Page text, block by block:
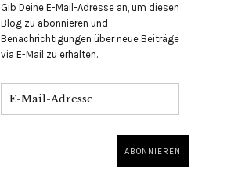
Gib Deine E-Mail-Adresse an, um diesen
Blog zu abonnieren und
Benachrichtigungen über neue Beiträge
via E-Mail zu erhalten.